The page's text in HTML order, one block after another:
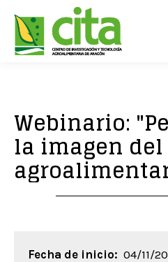
Webinario:
la imagen
Fecha de inicio: 04/11/